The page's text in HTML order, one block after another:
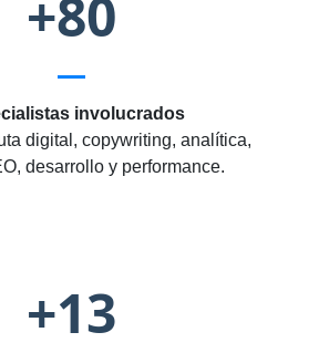
+80
involucrados
digital, copywriting, analítica,
desarrollo y performance.
+13